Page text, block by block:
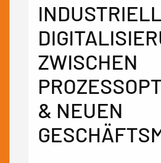
ZWISCHEN
& NEUEN